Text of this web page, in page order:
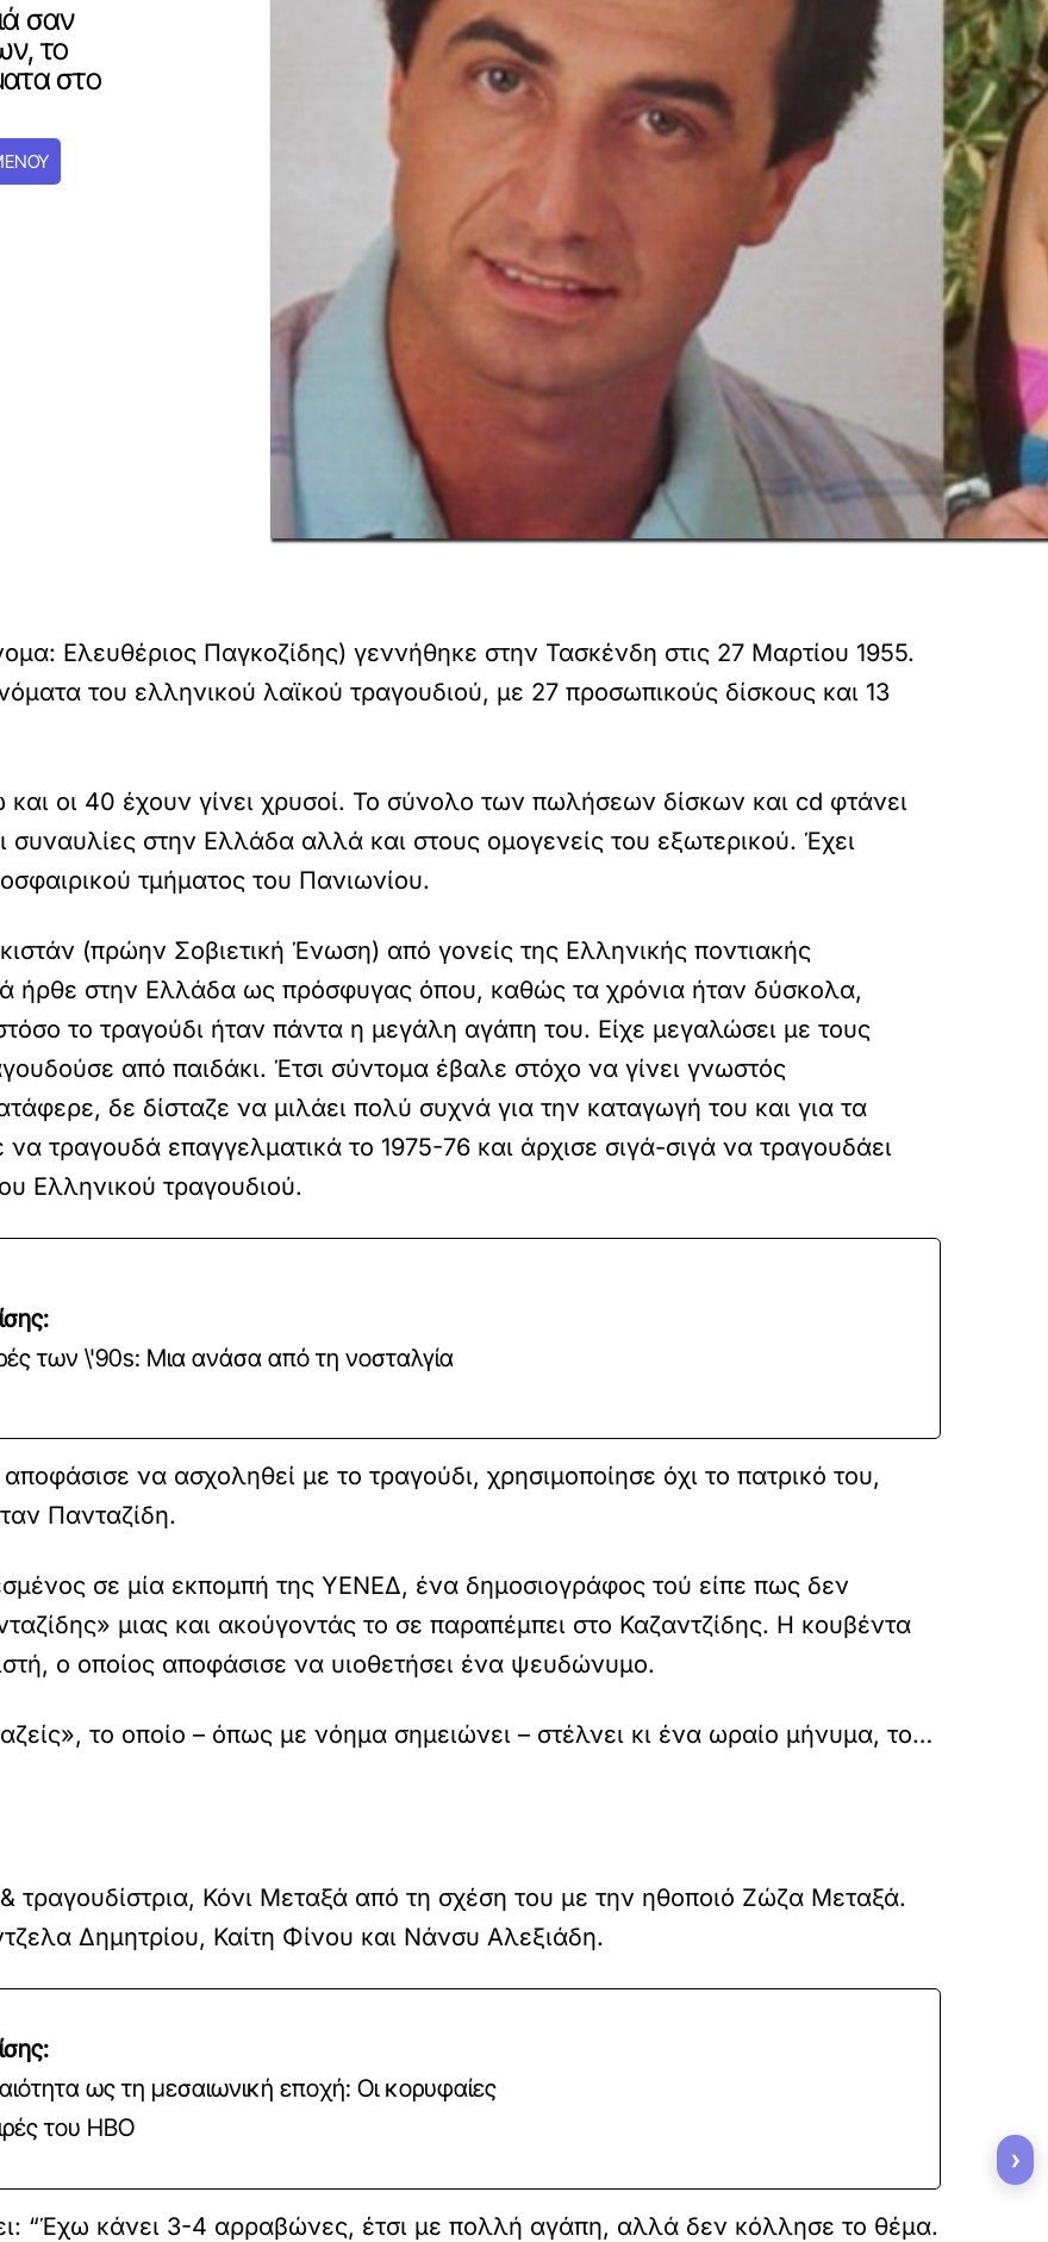
σαν
το
στο
Ελευθέριος Παγκοζίδης) γεννήθηκε στην Τασκένδη στις 27 Μαρτίου 1955.
του ελληνικού λαϊκού τραγουδιού, με 27 προσωπικούς δίσκους και 13
και οι 40 έχουν γίνει χρυσοί. Το σύνολο των πωλήσεων δίσκων και cd φτάνει
στην Ελλάδα αλλά και στους ομογενείς του εξωτερικού. Έχει
τμήματος του Πανιωνίου.
(πρώην Σοβιετική Ένωση) από γονείς της Ελληνικής ποντιακής
ήρθε στην Ελλάδα ως πρόσφυγας όπου, καθώς τα χρόνια ήταν δύσκολα,
το τραγούδι ήταν πάντα η μεγάλη αγάπη του. Είχε μεγαλώσει με τους
από παιδάκι. Έτσι σύντομα έβαλε στόχο να γίνει γνωστός
δε δίσταζε να μιλάει πολύ συχνά για την καταγωγή του και για τα
τραγουδά επαγγελματικά το 1975-76 και άρχισε σιγά-σιγά να τραγουδάει
Ελληνικού τραγουδιού.
των \'90s: Μια ανάσα από τη νοσταλγία
να ασχοληθεί με το τραγούδι, χρησιμοποίησε όχι το πατρικό του,
Πανταζίδη.
σε μία εκπομπή της ΥΕΝΕΔ, ένα δημοσιογράφος τού είπε πως δεν
μιας και ακούγοντάς το σε παραπέμπει στο Καζαντζίδης. Η κουβέντα
ο οποίος αποφάσισε να υιοθετήσει ένα ψευδώνυμο.
το οποίο – όπως με νόημα σημειώνει – στέλνει κι ένα ωραίο μήνυμα, το…
τραγουδίστρια, Κόνι Μεταξά από τη σχέση του με την ηθοποιό Ζώζα Μεταξά.
Δημητρίου, Καίτη Φίνου και Νάνσυ Αλεξιάδη.
ως τη μεσαιωνική εποχή: Οι κορυφαίες
του HBO
“Έχω κάνει 3-4 αρραβώνες, έτσι με πολλή αγάπη, αλλά δεν κόλλησε το θέμα.
›